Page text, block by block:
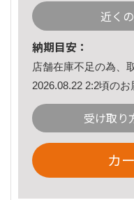
近く
納期目安：
店舗在庫不足の為、
2026.08.22 2:2頃のお
受け取り
カ